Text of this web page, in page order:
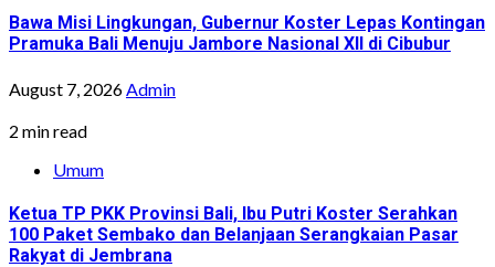
Bawa Misi Lingkungan, Gubernur Koster Lepas Kontingan
Pramuka Bali Menuju Jambore Nasional XII di Cibubur
August 7, 2026 Admin
2 min read
Umum
Ketua TP PKK Provinsi Bali, Ibu Putri Koster Serahkan
100 Paket Sembako dan Belanjaan Serangkaian Pasar
Rakyat di Jembrana